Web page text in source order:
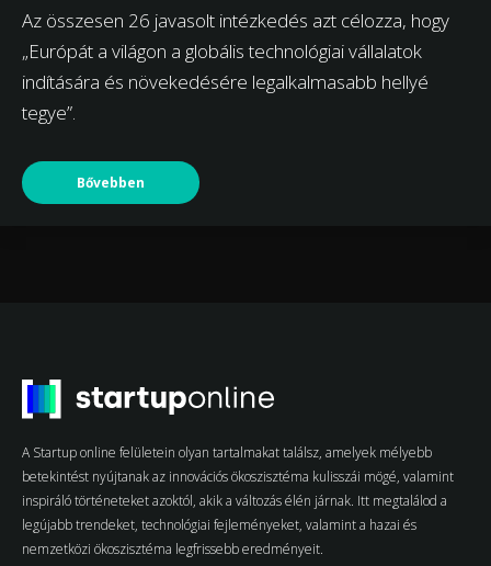
Az összesen 26 javasolt intézkedés azt célozza, hogy
„Európát a világon a globális technológiai vállalatok
indítására és növekedésére legalkalmasabb hellyé
tegye”.
Bővebben
A Startup online felületein olyan tartalmakat találsz, amelyek mélyebb
betekintést nyújtanak az innovációs ökoszisztéma kulisszái mögé, valamint
inspiráló történeteket azoktól, akik a változás élén járnak. Itt megtalálod a
legújabb trendeket, technológiai fejleményeket, valamint a hazai és
nemzetközi ökoszisztéma legfrissebb eredményeit.